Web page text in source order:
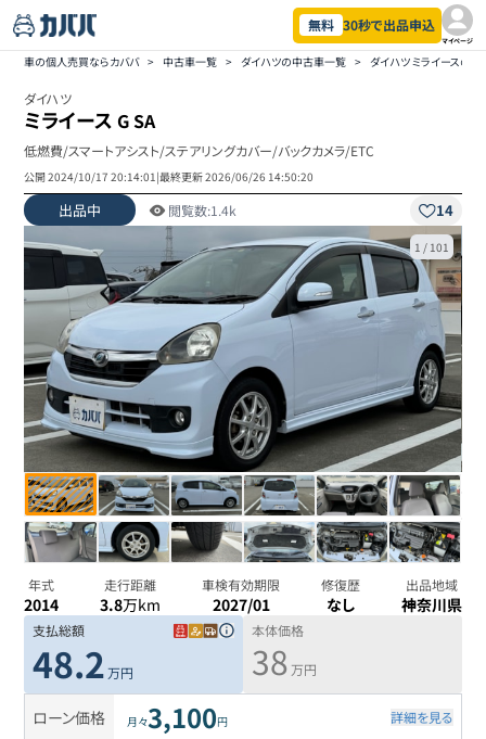
無料 30秒で出品申込
マイページ
車の個人売買ならカババ > 中古車一覧 > ダイハツの中古車一覧 > ダイハツ ミライースの
ダイハツ
ミライース G SA
低燃費/スマートアシスト/ステアリングカバー/バックカメラ/ETC
公開2024/10/17 20:14:01|最終更新2026/06/26 14:50:20
出品中 閲覧数:1.4k 14
1 / 101
年式
2014
走行距離
3.8万km
車検有効期限
2027/01
修復歴
なし
出品地域
神奈川県
支払総額
48.2 万円
本体価格
38 万円
ローン価格 月々3,100円 詳細を見る